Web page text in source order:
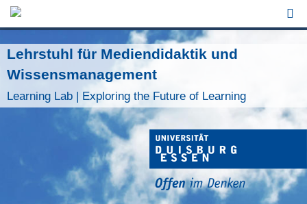
Jump to Navigation
Lehrstuhl für Mediendidaktik und
Wissensmanagement
Learning Lab | Exploring the Future of Learning